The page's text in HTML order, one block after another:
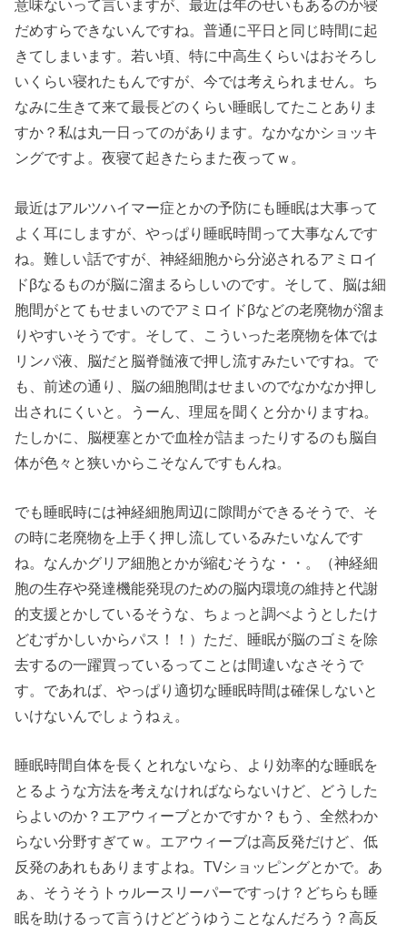
意味ないって言いますが、最近は年のせいもあるのか寝
だめすらできないんですね。普通に平日と同じ時間に起
きてしまいます。若い頃、特に中高生くらいはおそろし
いくらい寝れたもんですが、今では考えられません。ち
なみに生きて来て最長どのくらい睡眠してたことありま
すか？私は丸一日ってのがあります。なかなかショッキ
ングですよ。夜寝て起きたらまた夜ってｗ。
最近はアルツハイマー症とかの予防にも睡眠は大事って
よく耳にしますが、やっぱり睡眠時間って大事なんです
ね。難しい話ですが、神経細胞から分泌されるアミロイ
ドβなるものが脳に溜まるらしいのです。そして、脳は細
胞間がとてもせまいのでアミロイドβなどの老廃物が溜ま
りやすいそうです。そして、こういった老廃物を体では
リンパ液、脳だと脳脊髄液で押し流すみたいですね。で
も、前述の通り、脳の細胞間はせまいのでなかなか押し
出されにくいと。うーん、理屈を聞くと分かりますね。
たしかに、脳梗塞とかで血栓が詰まったりするのも脳自
体が色々と狭いからこそなんですもんね。
でも睡眠時には神経細胞周辺に隙間ができるそうで、そ
の時に老廃物を上手く押し流しているみたいなんです
ね。なんかグリア細胞とかが縮むそうな・・。（神経細
胞の生存や発達機能発現のための脳内環境の維持と代謝
的支援とかしているそうな、ちょっと調べようとしたけ
どむずかしいからパス！！）ただ、睡眠が脳のゴミを除
去するの一躍買っているってことは間違いなさそうで
す。であれば、やっぱり適切な睡眠時間は確保しないと
いけないんでしょうねぇ。
睡眠時間自体を長くとれないなら、より効率的な睡眠を
とるような方法を考えなければならないけど、どうした
らよいのか？エアウィーブとかですか？もう、全然わか
らない分野すぎてｗ。エアウィーブは高反発だけど、低
反発のあれもありますよね。TVショッピングとかで。あ
ぁ、そうそうトゥルースリーパーですっけ？どちらも睡
眠を助けるって言うけどどうゆうことなんだろう？高反